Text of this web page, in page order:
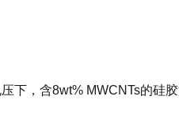
压下，含8wt% MWCNTs的硅